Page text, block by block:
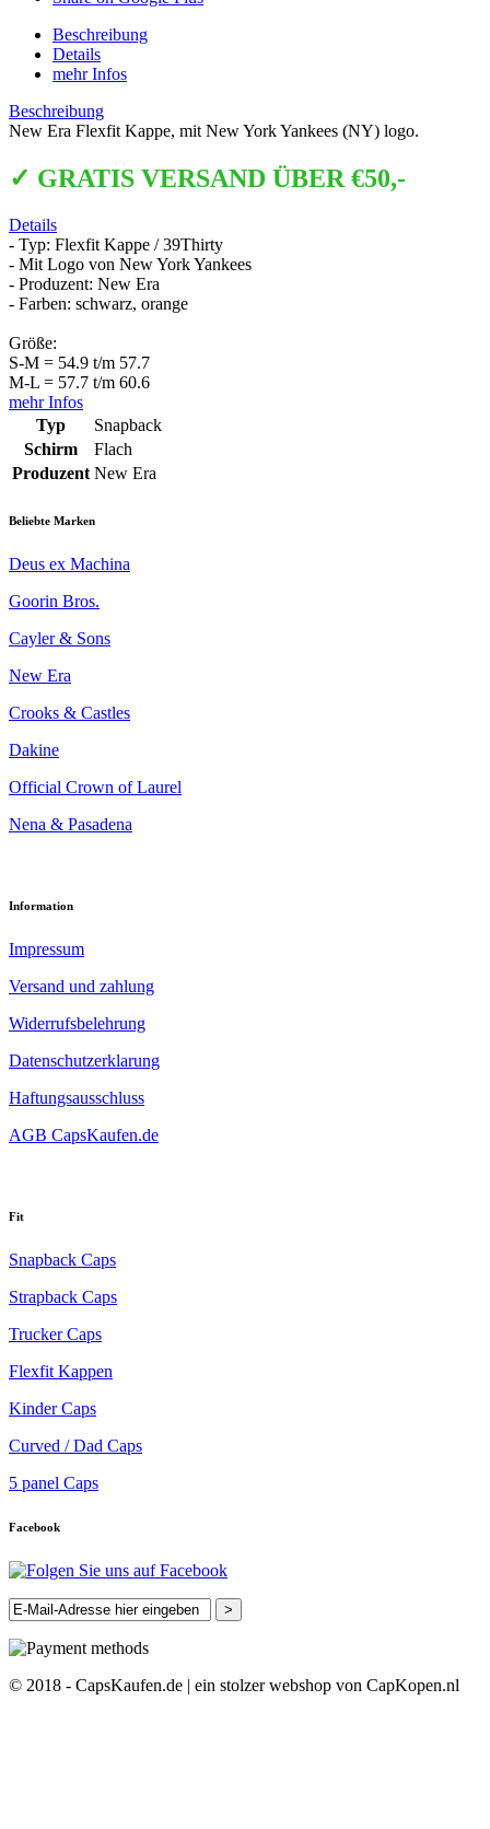
Beschreibung
Details
mehr Infos
Beschreibung
New Era Flexfit Kappe, mit New York Yankees (NY) logo.
✓ GRATIS VERSAND ÜBER €50,-
Details
- Typ: Flexfit Kappe / 39Thirty
- Mit Logo von New York Yankees
- Produzent: New Era
- Farben: schwarz, orange
Größe:
S-M = 54.9 t/m 57.7
M-L = 57.7 t/m 60.6
mehr Infos
Typ
Snapback
Schirm
Flach
Produzent New Era
Beliebte Marken
Deus ex Machina
Goorin Bros.
Cayler & Sons
New Era
Crooks & Castles
Dakine
Official Crown of Laurel
Nena & Pasadena
Information
Impressum
Versand und zahlung
Widerrufsbelehrung
Datenschutzerklarung
Haftungsausschluss
AGB CapsKaufen.de
Fit
Snapback Caps
Strapback Caps
Trucker Caps
Flexfit Kappen
Kinder Caps
Curved / Dad Caps
5 panel Caps
Facebook
>
© 2018 - CapsKaufen.de | ein stolzer webshop von CapKopen.nl